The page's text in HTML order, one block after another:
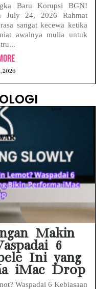
Baru Korupsi BGN!
July 24, 2026 Rahmat
sangat kecewa ketika
awalnya mulia untuk
2026
Makin
6
Ini yang
iMac Drop
Waspadai 6 Kebiasaan